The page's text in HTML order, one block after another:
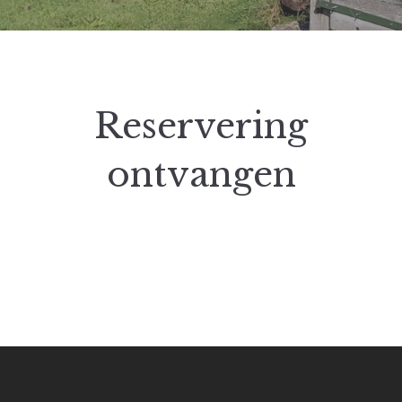
Reservering
ontvangen